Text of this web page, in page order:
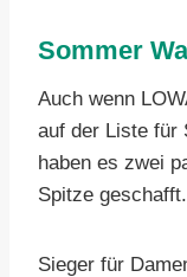
Sommer
Auch wenn
auf der Liste für
haben es zwei
Spitze geschafft.
Sieger für